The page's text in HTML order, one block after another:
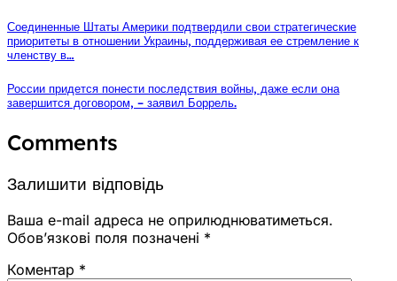
Соединенные Штаты Америки подтвердили свои стратегические
приоритеты в отношении Украины, поддерживая ее стремление к
членству в…
России придется понести последствия войны, даже если она
завершится договором, – заявил Боррель.
Comments
Залишити відповідь
Ваша e-mail адреса не оприлюднюватиметься.
Обов’язкові поля позначені *
Коментар *